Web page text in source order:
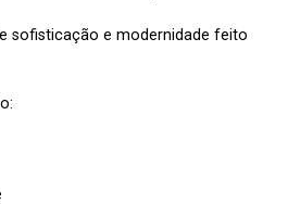
sofisticação e modernidade feito